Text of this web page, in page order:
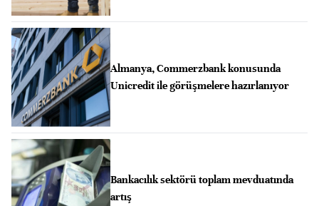
Almanya, Commerzbank konusunda
Unicredit ile görüşmelere hazırlanıyor
Bankacılık sektörü toplam mevduatında
artış